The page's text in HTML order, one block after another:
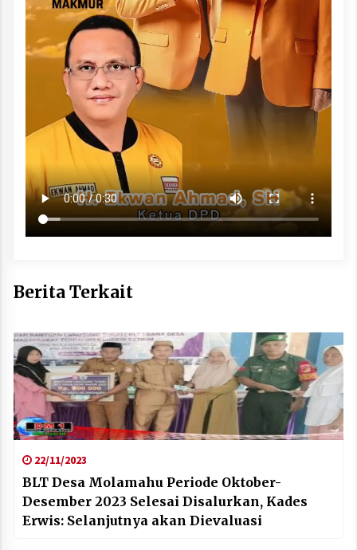
Berita Terkait
22/11/2023
BLT Desa Molamahu Periode Oktober-
Desember 2023 Selesai Disalurkan, Kades
Erwis: Selanjutnya akan Dievaluasi